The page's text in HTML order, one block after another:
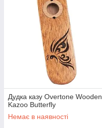
Дудка казу Overtone Wooden
Kazoo Butterfly
Немає в наявності